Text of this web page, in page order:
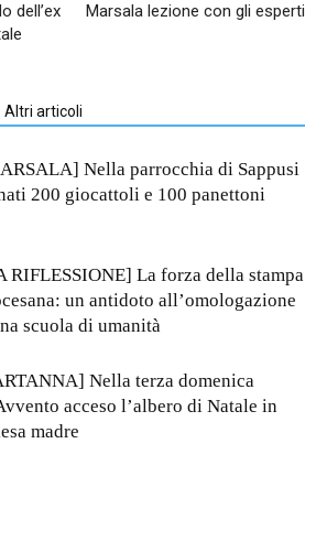
dell’ex
Marsala lezione con gli esperti
Altri articoli
Nella parrocchia di Sappusi
200 giocattoli e 100 panettoni
RIFLESSIONE] La forza della stampa
un antidoto all’omologazione
scuola di umanità
Nella terza domenica
acceso l’albero di Natale in
madre